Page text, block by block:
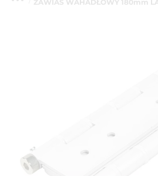
ZAWIAS WAHADŁOWY 180mm